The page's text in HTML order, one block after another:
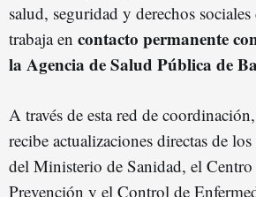
salud, seguridad y derechos
trabaja en contacto permanente
la Agencia de Salud Pública de
A través de esta red de
recibe actualizaciones directas de
del Ministerio de Sanidad, el
Prevención y el Control de